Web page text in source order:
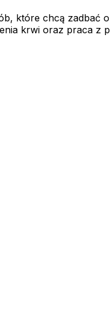
które chcą zadbać
krwi oraz praca z